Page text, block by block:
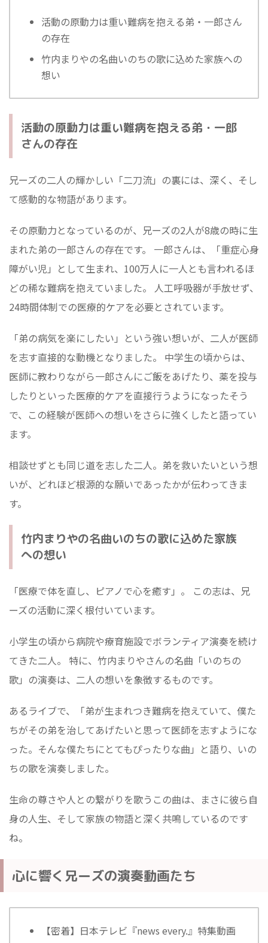
活動の原動力は重い難病を抱える弟・一郎さん
の存在
竹内まりやの名曲いのちの歌に込めた家族への
想い
活動の原動力は重い難病を抱える弟・一郎
さんの存在
兄ーズの二人の輝かしい「二刀流」の裏には、深く、そし
て感動的な物語があります。
その原動力となっているのが、兄ーズの2人が8歳の時に生
まれた弟の一郎さんの存在です。 一郎さんは、「重症心身
障がい児」として生まれ、100万人に一人とも言われるほ
どの稀な難病を抱えていました。 人工呼吸器が手放せず、
24時間体制での医療的ケアを必要とされています。
「弟の病気を楽にしたい」という強い想いが、二人が医師
を志す直接的な動機となりました。 中学生の頃からは、
医師に教わりながら一郎さんにご飯をあげたり、薬を投与
したりといった医療的ケアを直接行うようになったそう
で、この経験が医師への想いをさらに強くしたと語ってい
ます。
相談せずとも同じ道を志した二人。弟を救いたいという想
いが、どれほど根源的な願いであったかが伝わってきま
す。
竹内まりやの名曲いのちの歌に込めた家族
への想い
「医療で体を直し、ピアノで心を癒す」。 この志は、兄
ーズの活動に深く根付いています。
小学生の頃から病院や療育施設でボランティア演奏を続け
てきた二人。 特に、竹内まりやさんの名曲「いのちの
歌」の演奏は、二人の想いを象徴するものです。
あるライブで、「弟が生まれつき難病を抱えていて、僕た
ちがその弟を治してあげたいと思って医師を志すようにな
った。そんな僕たちにとてもぴったりな曲」と語り、いの
ちの歌を演奏しました。
生命の尊さや人との繋がりを歌うこの曲は、まさに彼ら自
身の人生、そして家族の物語と深く共鳴しているのです
ね。
心に響く兄ーズの演奏動画たち
【密着】日本テレビ『news every.』特集動画